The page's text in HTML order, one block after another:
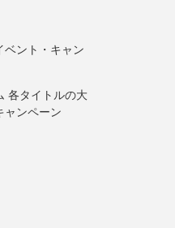
ベント・キャン
各タイトルの大
ャンペーン